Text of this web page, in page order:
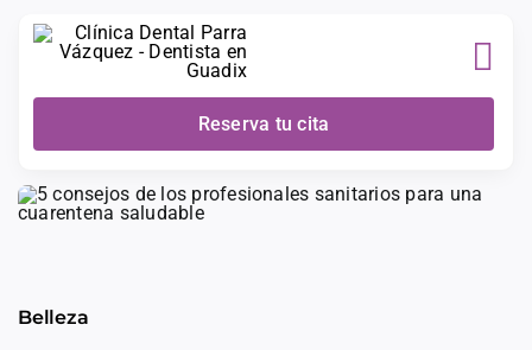
Reserva tu cita
Belleza